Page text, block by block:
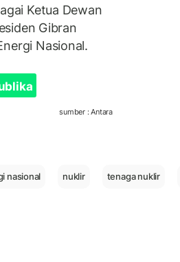
Ketua Dewan
Gibran
Nasional.
sumber : Antara
nasional nuklir tenaga nuklir